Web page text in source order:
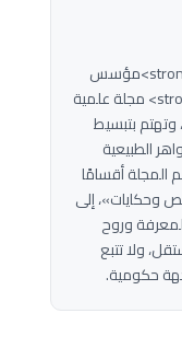
<strong>هاني سلام</strong> <strong>مؤسس
ورئيس تحرير المجلة العلمية أهرام</strong> مجلة علمية
عربية مستقلة تعمل منذ عام 2008، وتهتم بتبسيط
الطبيعية
المجلة أقسامًا
وحكايات»، إلى
وروح
ولا تتبع
حكومية.